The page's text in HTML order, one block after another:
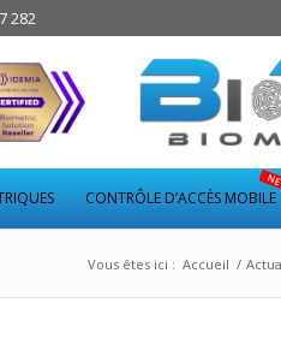
282
CONTRÔLE D’ACCÈS MOBILE
Vous êtes ici : Accueil /